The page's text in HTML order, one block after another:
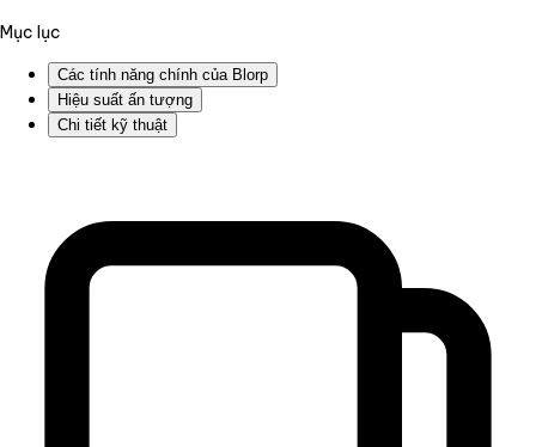
Mục lục
Các tính năng chính của Blorp
Hiệu suất ấn tượng
Chi tiết kỹ thuật